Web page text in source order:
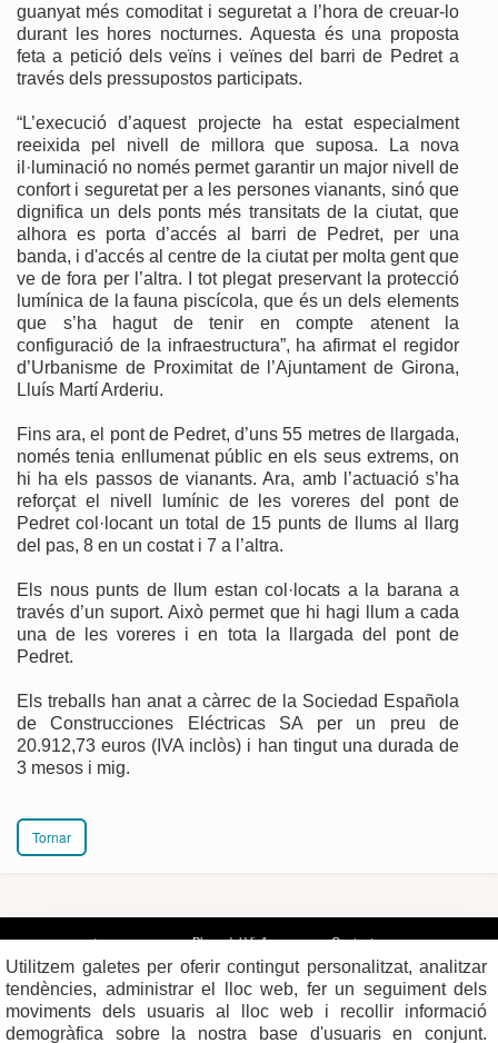
guanyat més comoditat i seguretat a l’hora de creuar-lo
durant les hores nocturnes. Aquesta és una proposta
feta a petició dels veïns i veïnes del barri de Pedret a
través dels pressupostos participats.
“L’execució d’aquest projecte ha estat especialment
reeixida pel nivell de millora que suposa. La nova
il·luminació no només permet garantir un major nivell de
confort i seguretat per a les persones vianants, sinó que
dignifica un dels ponts més transitats de la ciutat, que
alhora es porta d’accés al barri de Pedret, per una
banda, i d'accés al centre de la ciutat per molta gent que
ve de fora per l’altra. I tot plegat preservant la protecció
lumínica de la fauna piscícola, que és un dels elements
que s’ha hagut de tenir en compte atenent la
configuració de la infraestructura”, ha afirmat el regidor
d’Urbanisme de Proximitat de l’Ajuntament de Girona,
Lluís Martí Arderiu.
Fins ara, el pont de Pedret, d’uns 55 metres de llargada,
només tenia enllumenat públic en els seus extrems, on
hi ha els passos de vianants. Ara, amb l’actuació s’ha
reforçat el nivell lumínic de les voreres del pont de
Pedret col·locant un total de 15 punts de llums al llarg
del pas, 8 en un costat i 7 a l’altra.
Els nous punts de llum estan col·locats a la barana a
través d’un suport. Això permet que hi hagi llum a cada
una de les voreres i en tota la llargada del pont de
Pedret.
Els treballs han anat a càrrec de la Sociedad Española
de Construcciones Eléctricas SA per un preu de
20.912,73 euros (IVA inclòs) i han tingut una durada de
3 mesos i mig.
Tornar
Plaça del Vi, 1
Tel. 972 419 010
Contacte
Mapa de xarxes
Utilitzem galetes per oferir contingut personalitzat, analitzar
tendències, administrar el lloc web, fer un seguiment dels
moviments dels usuaris al lloc web i recollir informació
demogràfica sobre la nostra base d'usuaris en conjunt.